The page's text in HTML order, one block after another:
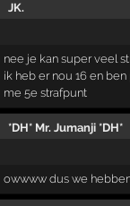
JK.
nee je kan super veel
ik heb er nou 16 en
me 5e strafpunt
*DH* Mr. Jumanji *DH*
owwww dus we